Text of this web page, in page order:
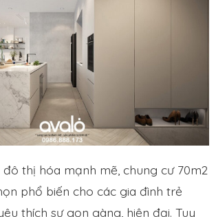
thị hóa mạnh mẽ, chung cư 70m2
phổ biến cho các gia đình trẻ
thích sự gọn gàng, hiện đại. Tuy